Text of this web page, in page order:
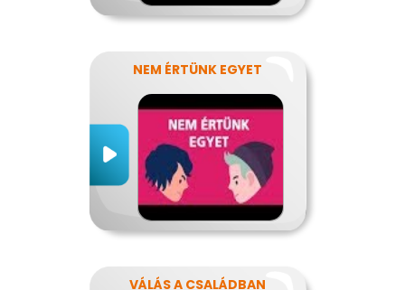
NEM ÉRTÜNK EGYET
VÁLÁS A CSALÁDBAN